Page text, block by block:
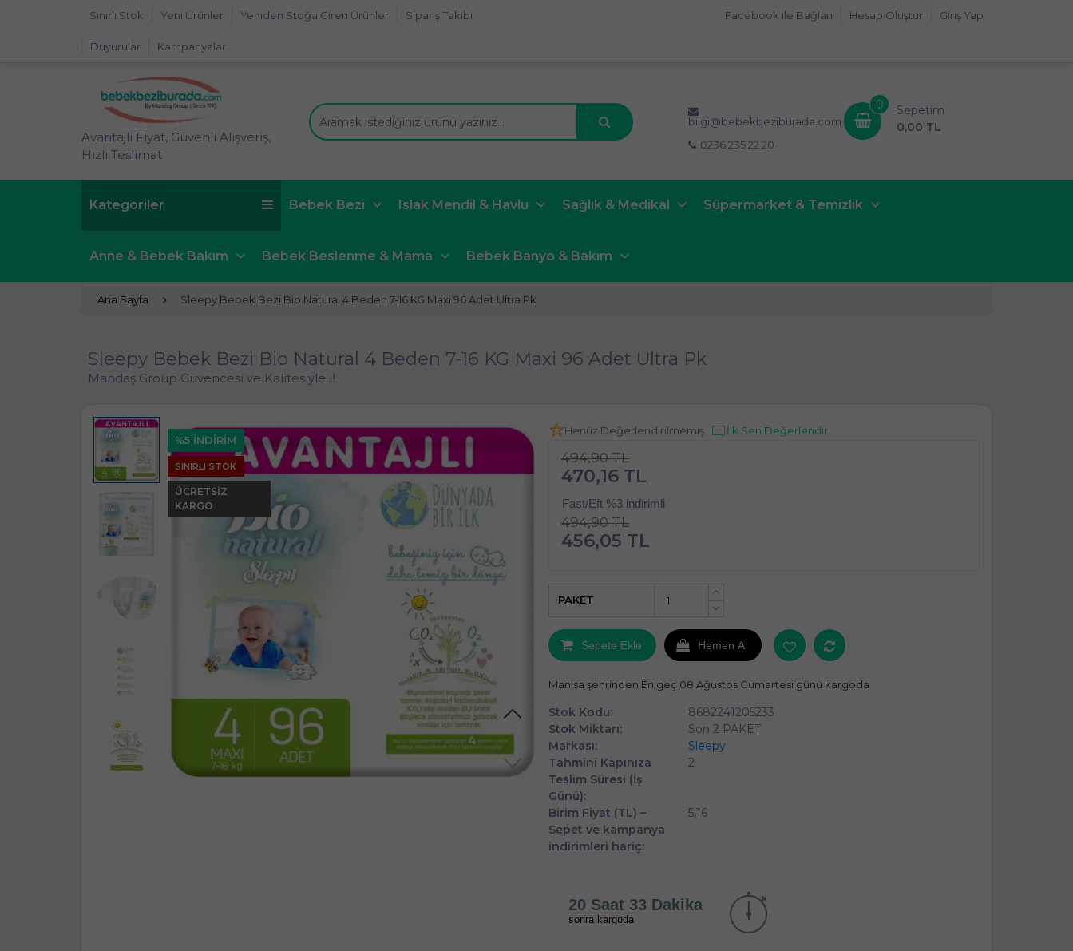
Sınırlı Stok Yeni Ürünler Yeniden Stoğa Giren Ürünler Sipariş Takibi
Duyurular Kampanyalar
Giriş Yap
Hesap Oluştur
Facebook ile Bağlan
Avantajlı Fiyat, Güvenli Alışveriş,
Hızlı Teslimat
bilgi@bebekbeziburada.com
0236 235 22 20
0
Sepetim
0,00 TL
Kategoriler Bebek Bezi Islak Mendil & Havlu Sağlık & Medikal Süpermarket & Temizlik
Anne & Bebek Bakım Bebek Beslenme & Mama Bebek Banyo & Bakım
Ana Sayfa Sleepy Bebek Bezi Bio Natural 4 Beden 7-16 KG Maxi 96 Adet Ultra Pk
Sleepy Bebek Bezi Bio Natural 4 Beden 7-16 KG Maxi 96 Adet Ultra Pk
Mandaş Group Güvencesi ve Kalitesiyle...!
%5 İNDİRİM
SINIRLI STOK
ÜCRETSIZ
KARGO
Henüz Değerlendirilmemiş İlk Sen Değerlendir
494,90 TL
470,16 TL
Fast/Eft %3 indirimli
494,90 TL
456,05 TL
+
PAKET
Sepete Ekle Hemen Al
Manisa şehrinden En geç 08 Ağustos Cumartesi günü kargoda
Stok Kodu:
8682241205233
Stok Miktarı:
Son 2 PAKET
Markası:
Sleepy
Tahmini Kapınıza
Teslim Süresi (İş
Günü):
2
Birim Fiyat (TL) –
Sepet ve kampanya
indirimleri hariç:
5,16
20 Saat 33 Dakika
sonra kargoda